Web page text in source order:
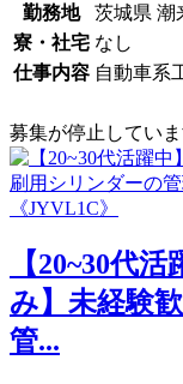
勤務地
茨城県 潮
寮・社宅 なし
仕事内容 自動車系
募集が停止してい
【20~30代
み】未経験
管...